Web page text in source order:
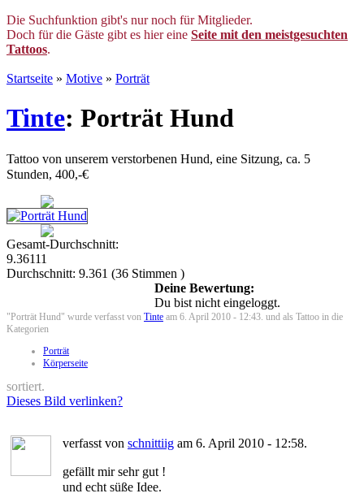
Die Suchfunktion gibt's nur noch für Mitglieder.
Doch für die Gäste gibt es hier eine Seite mit den meistgesuchten
Tattoos.
Startseite » Motive » Porträt
Tinte: Porträt Hund
Tattoo von unserem verstorbenen Hund, eine Sitzung, ca. 5
Stunden, 400,-€
Gesamt-Durchschnitt:
9.36111
Durchschnitt: 9.361 (36 Stimmen )
Deine Bewertung:
Du bist nicht eingeloggt.
"Porträt Hund" wurde verfasst von Tinte am 6. April 2010 - 12:43. und als Tattoo in die
Kategorien
Porträt
Körperseite
sortiert.
Dieses Bild verlinken?
verfasst von schnittiig am 6. April 2010 - 12:58.
gefällt mir sehr gut !
und echt süße Idee.